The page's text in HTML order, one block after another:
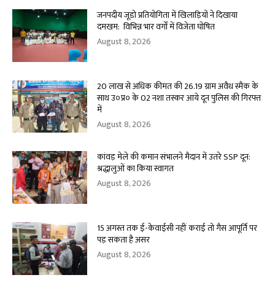
जनपदीय जूडो प्रतियोगिता में खिलाड़ियों ने दिखाया
दमखम: विभिन्न भार वर्गों में विजेता घोषित
August 8, 2026
20 लाख से अधिक कीमत की 26.19 ग्राम अवैध स्मैक के
साथ उ०प्र० के 02 नशा तस्कर आये दून पुलिस की गिरफ्त
में
August 8, 2026
कांवड़ मेले की कमान संभालने मैदान में उतरे SSP दून:
श्रद्धालुओं का किया स्वागत
August 8, 2026
15 अगस्त तक ई-केवाईसी नहीं कराई तो गैस आपूर्ति पर
पड़ सकता है असर
August 8, 2026